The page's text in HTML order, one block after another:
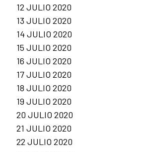
12 JULIO 2020
13 JULIO 2020
14 JULIO 2020
15 JULIO 2020
16 JULIO 2020
17 JULIO 2020
18 JULIO 2020
19 JULIO 2020
20 JULIO 2020
21 JULIO 2020
22 JULIO 2020